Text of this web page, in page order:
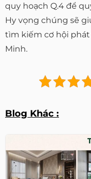
quy hoạch Q.4 để
Hy vọng chúng sẽ
tìm kiếm cơ hội phát
Minh.
Blog Khác :